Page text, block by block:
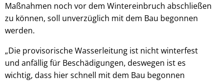
Maßnahmen noch vor dem Wintereinbruch abschließen
zu können, soll unverzüglich mit dem Bau begonnen
werden.
„Die provisorische Wasserleitung ist nicht winterfest
und anfällig für Beschädigungen, deswegen ist es
wichtig, dass hier schnell mit dem Bau begonnen